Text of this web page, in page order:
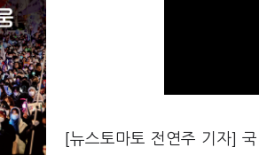
[뉴스토마토 전연주 기자]